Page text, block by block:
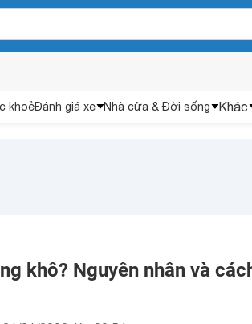
khoẻĐánh giá xe Nhà cửa & Đời sống Khác
khô? Nguyên nhân và